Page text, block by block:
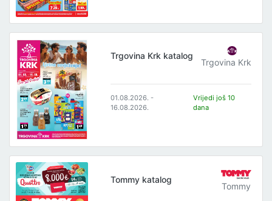
Trgovina Krk katalog
Trgovina Krk
01.08.2026. -
16.08.2026.
Vrijedi još 10
dana
Tommy katalog
Tommy